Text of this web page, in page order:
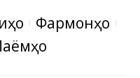
Фармонҳо